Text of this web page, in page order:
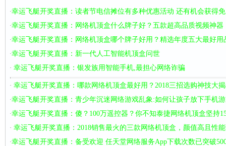
·幸运飞艇开奖直播：读者节电信摊位有多种优惠活动 还有机会获得
·幸运飞艇开奖直播：网络机顶盒什么牌子好？五款超高品质视频神器
·幸运飞艇开奖直播：网络机顶盒哪个牌子好用？精选年度五大最好用
·幸运飞艇开奖直播：新一代人工智能机顶盒问世
· 幸运飞艇开奖直播：银发族用智能手机,最担心网络诈骗
· 幸运飞艇开奖直播：哪款网络机顶盒最好用？2018三招选购神技大
·幸运飞艇开奖直播：青少年沉迷网络游戏乱象:如何让孩子放下手机
·幸运飞艇开奖直播：傻？100万遥控器？你不知泰捷网络机顶盒坚持
· 幸运飞艇开奖直播：2018销售最火的三款网络机顶盒，颜值高且性
·幸运飞艇开奖直播：备受欢迎 任天堂网络服务App下载次数已突破